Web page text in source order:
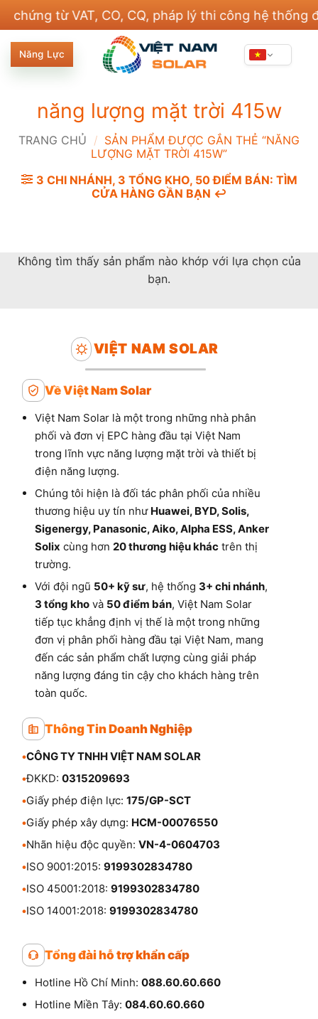
nội
dung
từ VAT, CO, CQ, pháp lý thi công hệ thống điện
Năng Lực
năng lượng mặt trời 415w
TRANG CHỦ / SẢN PHẨM ĐƯỢC GẮN THẺ “NĂNG
LƯỢNG MẶT TRỜI 415W”
3 CHI NHÁNH, 3 TỔNG KHO, 50 ĐIỂM BÁN: TÌM
CỬA HÀNG GẦN BẠN ↩️
Không tìm thấy sản phẩm nào khớp với lựa chọn của
bạn.
VIỆT NAM SOLAR
Về Việt Nam Solar
Việt Nam Solar là một trong những nhà phân
phối và đơn vị EPC hàng đầu tại Việt Nam
trong lĩnh vực năng lượng mặt trời và thiết bị
điện năng lượng.
Chúng tôi hiện là đối tác phân phối của nhiều
thương hiệu uy tín như Huawei, BYD, Solis,
Sigenergy, Panasonic, Aiko, Alpha ESS, Anker
Solix cùng hơn 20 thương hiệu khác trên thị
trường.
Với đội ngũ 50+ kỹ sư, hệ thống 3+ chi nhánh,
3 tổng kho và 50 điểm bán, Việt Nam Solar
tiếp tục khẳng định vị thế là một trong những
đơn vị phân phối hàng đầu tại Việt Nam, mang
đến các sản phẩm chất lượng cùng giải pháp
năng lượng đáng tin cậy cho khách hàng trên
toàn quốc.
Thông Tin Doanh Nghiệp
•CÔNG TY TNHH VIỆT NAM SOLAR
•ĐKKD: 0315209693
•Giấy phép điện lực: 175/GP-SCT
•Giấy phép xây dựng: HCM-00076550
•Nhãn hiệu độc quyền: VN-4-0604703
•ISO 9001:2015: 9199302834780
•ISO 45001:2018: 9199302834780
•ISO 14001:2018: 9199302834780
Tổng đài hỗ trợ khẩn cấp
Hotline Hồ Chí Minh: 088.60.60.660
Hotline Miền Tây: 084.60.60.660